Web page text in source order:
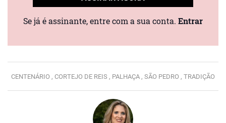
Se já é assinante, entre com a sua conta. Entrar
CENTENÁRIO , CORTEJO DE REIS , PALHAÇA , SÃO PEDRO , TRADIÇÃO